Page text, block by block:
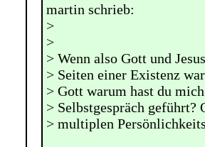
martin schrieb:
>
>
> Wenn also Gott und
> Seiten einer Existenz
> Gott warum hast du
> Selbstgespräch geführt?
> multiplen